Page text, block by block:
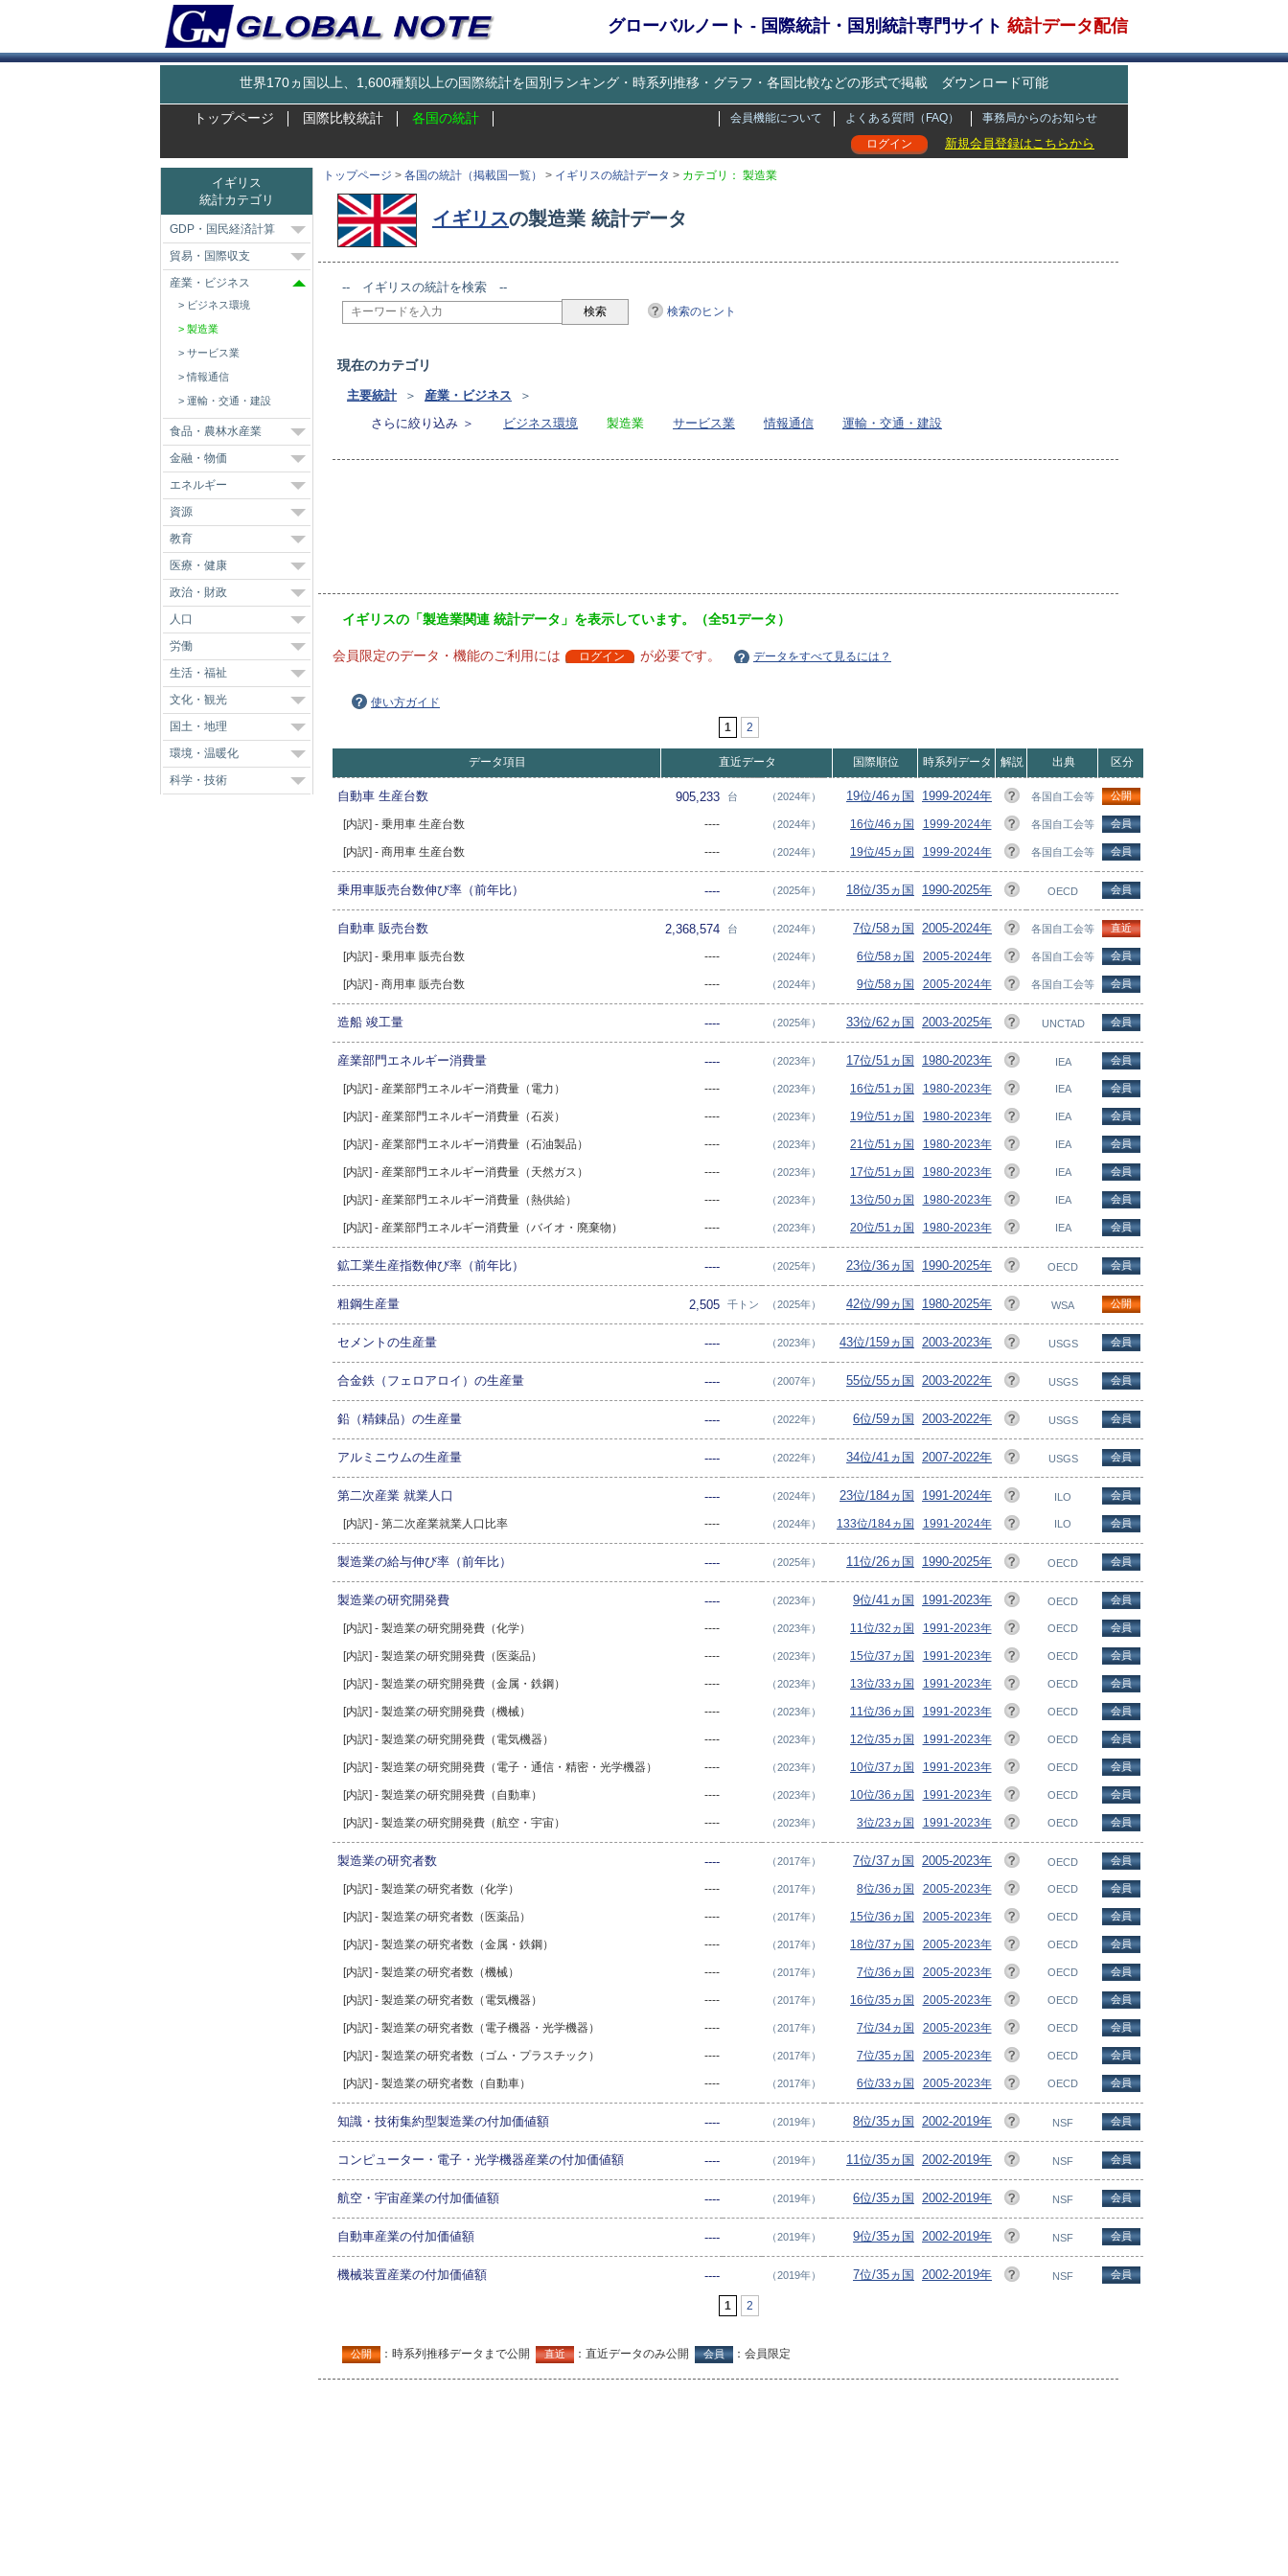
グローバルノート - 国際統計・国別統計専門サイト 統計データ配信
世界170ヵ国以上、1,600種類以上の国際統計を国別ランキング・時系列推移・グラフ・各国比較などの形式で掲載 ダウンロード可能
トップページ 国際比較統計 各国の統計 事務局からのお知らせ
よくある質問（FAQ）
会員機能について
新規会員登録はこちらから
ログイン
トップページ > 各国の統計（掲載国一覧） > イギリスの統計データ > カテゴリ： 製造業
イギリスの製造業 統計データ
-- イギリスの統計を検索 --
検索のヒント
現在のカテゴリ
主要統計＞ 産業・ビジネス ＞
さらに絞り込み ＞
ビジネス環境 製造業 サービス業 情報通信 運輸・交通・建設
イギリスの「製造業関連 統計データ」を表示しています。（全51データ）
会員限定のデータ・機能のご利用には ログイン が必要です。 データをすべて見るには？
使い方ガイド
1
2
データ項目 直近データ 国際順位 時系列データ 解説 出典 区分
自動車 生産台数 905,233 台 （2024年） 19位/46ヵ国 1999-2024年 各国自工会等 公開
[内訳] - 乗用車 生産台数 ---- （2024年） 16位/46ヵ国 1999-2024年 各国自工会等 会員
[内訳] - 商用車 生産台数 ---- （2024年） 19位/45ヵ国 1999-2024年 各国自工会等 会員
乗用車販売台数伸び率（前年比） ---- （2025年） 18位/35ヵ国 1990-2025年 OECD 会員
自動車 販売台数 2,368,574 台 （2024年） 7位/58ヵ国 2005-2024年 各国自工会等 直近
[内訳] - 乗用車 販売台数 ---- （2024年） 6位/58ヵ国 2005-2024年 各国自工会等 会員
[内訳] - 商用車 販売台数 ---- （2024年） 9位/58ヵ国 2005-2024年 各国自工会等 会員
造船 竣工量 ---- （2025年） 33位/62ヵ国 2003-2025年 UNCTAD 会員
産業部門エネルギー消費量 ---- （2023年） 17位/51ヵ国 1980-2023年 IEA 会員
[内訳] - 産業部門エネルギー消費量（電力） ---- （2023年） 16位/51ヵ国 1980-2023年 IEA 会員
[内訳] - 産業部門エネルギー消費量（石炭） ---- （2023年） 19位/51ヵ国 1980-2023年 IEA 会員
[内訳] - 産業部門エネルギー消費量（石油製品） ---- （2023年） 21位/51ヵ国 1980-2023年 IEA 会員
[内訳] - 産業部門エネルギー消費量（天然ガス） ---- （2023年） 17位/51ヵ国 1980-2023年 IEA 会員
[内訳] - 産業部門エネルギー消費量（熱供給） ---- （2023年） 13位/50ヵ国 1980-2023年 IEA 会員
[内訳] - 産業部門エネルギー消費量（バイオ・廃棄物） ---- （2023年） 20位/51ヵ国 1980-2023年 IEA 会員
鉱工業生産指数伸び率（前年比） ---- （2025年） 23位/36ヵ国 1990-2025年 OECD 会員
粗鋼生産量 2,505 千トン （2025年） 42位/99ヵ国 1980-2025年 WSA 公開
セメントの生産量 ---- （2023年） 43位/159ヵ国 2003-2023年 USGS 会員
合金鉄（フェロアロイ）の生産量 ---- （2007年） 55位/55ヵ国 2003-2022年 USGS 会員
鉛（精錬品）の生産量 ---- （2022年） 6位/59ヵ国 2003-2022年 USGS 会員
アルミニウムの生産量 ---- （2022年） 34位/41ヵ国 2007-2022年 USGS 会員
第二次産業 就業人口 ---- （2024年） 23位/184ヵ国 1991-2024年 ILO 会員
[内訳] - 第二次産業就業人口比率 ---- （2024年） 133位/184ヵ国 1991-2024年 ILO 会員
製造業の給与伸び率（前年比） ---- （2025年） 11位/26ヵ国 1990-2025年 OECD 会員
製造業の研究開発費 ---- （2023年） 9位/41ヵ国 1991-2023年 OECD 会員
[内訳] - 製造業の研究開発費（化学） ---- （2023年） 11位/32ヵ国 1991-2023年 OECD 会員
[内訳] - 製造業の研究開発費（医薬品） ---- （2023年） 15位/37ヵ国 1991-2023年 OECD 会員
[内訳] - 製造業の研究開発費（金属・鉄鋼） ---- （2023年） 13位/33ヵ国 1991-2023年 OECD 会員
[内訳] - 製造業の研究開発費（機械） ---- （2023年） 11位/36ヵ国 1991-2023年 OECD 会員
[内訳] - 製造業の研究開発費（電気機器） ---- （2023年） 12位/35ヵ国 1991-2023年 OECD 会員
[内訳] - 製造業の研究開発費（電子・通信・精密・光学機器） ---- （2023年） 10位/37ヵ国 1991-2023年 OECD 会員
[内訳] - 製造業の研究開発費（自動車） ---- （2023年） 10位/36ヵ国 1991-2023年 OECD 会員
[内訳] - 製造業の研究開発費（航空・宇宙） ---- （2023年） 3位/23ヵ国 1991-2023年 OECD 会員
製造業の研究者数 ---- （2017年） 7位/37ヵ国 2005-2023年 OECD 会員
[内訳] - 製造業の研究者数（化学） ---- （2017年） 8位/36ヵ国 2005-2023年 OECD 会員
[内訳] - 製造業の研究者数（医薬品） ---- （2017年） 15位/36ヵ国 2005-2023年 OECD 会員
[内訳] - 製造業の研究者数（金属・鉄鋼） ---- （2017年） 18位/37ヵ国 2005-2023年 OECD 会員
[内訳] - 製造業の研究者数（機械） ---- （2017年） 7位/36ヵ国 2005-2023年 OECD 会員
[内訳] - 製造業の研究者数（電気機器） ---- （2017年） 16位/35ヵ国 2005-2023年 OECD 会員
[内訳] - 製造業の研究者数（電子機器・光学機器） ---- （2017年） 7位/34ヵ国 2005-2023年 OECD 会員
[内訳] - 製造業の研究者数（ゴム・プラスチック） ---- （2017年） 7位/35ヵ国 2005-2023年 OECD 会員
[内訳] - 製造業の研究者数（自動車） ---- （2017年） 6位/33ヵ国 2005-2023年 OECD 会員
知識・技術集約型製造業の付加価値額 ---- （2019年） 8位/35ヵ国 2002-2019年 NSF 会員
コンピューター・電子・光学機器産業の付加価値額 ---- （2019年） 11位/35ヵ国 2002-2019年 NSF 会員
航空・宇宙産業の付加価値額 ---- （2019年） 6位/35ヵ国 2002-2019年 NSF 会員
自動車産業の付加価値額 ---- （2019年） 9位/35ヵ国 2002-2019年 NSF 会員
機械装置産業の付加価値額 ---- （2019年） 7位/35ヵ国 2002-2019年 NSF 会員
1 2
公開 ：時系列推移データまで公開 直近 ：直近データのみ公開 会員 ：会員限定
イギリス
統計カテゴリ
GDP・国民経済計算
貿易・国際収支
産業・ビジネス
ビジネス環境
製造業
サービス業
情報通信
運輸・交通・建設
食品・農林水産業
金融・物価
エネルギー
資源
教育
医療・健康
政治・財政
人口
労働
生活・福祉
文化・観光
国土・地理
環境・温暖化
科学・技術